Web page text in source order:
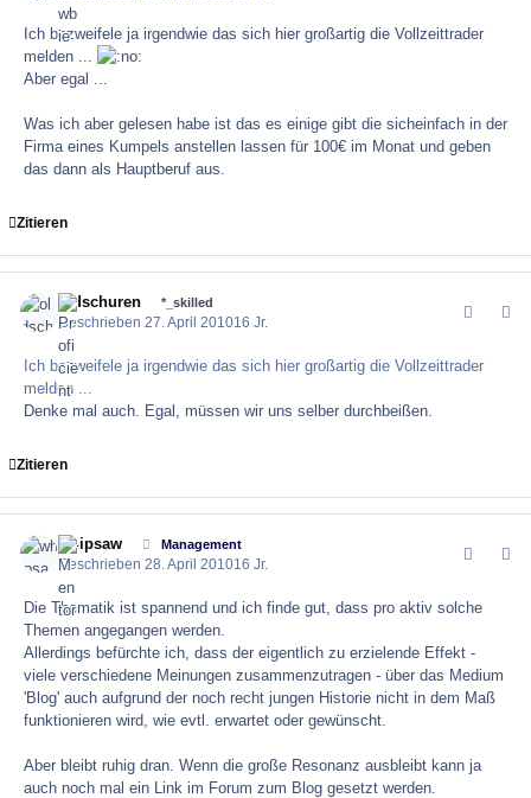
Ich bezweifele ja irgendwie das sich hier großartig die Vollzeittrader
melden ...
Aber egal ...
Was ich aber gelesen habe ist das es einige gibt die sicheinfach in der
Firma eines Kumpels anstellen lassen für 100€ im Monat und geben
das dann als Hauptberuf aus.
Zitieren
oldschuren *_skilled
Geschrieben27. April 201016 Jr.
Ich bezweifele ja irgendwie das sich hier großartig die Vollzeittrader
melden ...
Denke mal auch. Egal, müssen wir uns selber durchbeißen.
Zitieren
whipsaw Management
Geschrieben28. April 201016 Jr.
Die Thematik ist spannend und ich finde gut, dass pro aktiv solche
Themen angegangen werden.
Allerdings befürchte ich, dass der eigentlich zu erzielende Effekt -
viele verschiedene Meinungen zusammenzutragen - über das Medium
'Blog' auch aufgrund der noch recht jungen Historie nicht in dem Maß
funktionieren wird, wie evtl. erwartet oder gewünscht.
Aber bleibt ruhig dran. Wenn die große Resonanz ausbleibt kann ja
auch noch mal ein Link im Forum zum Blog gesetzt werden.